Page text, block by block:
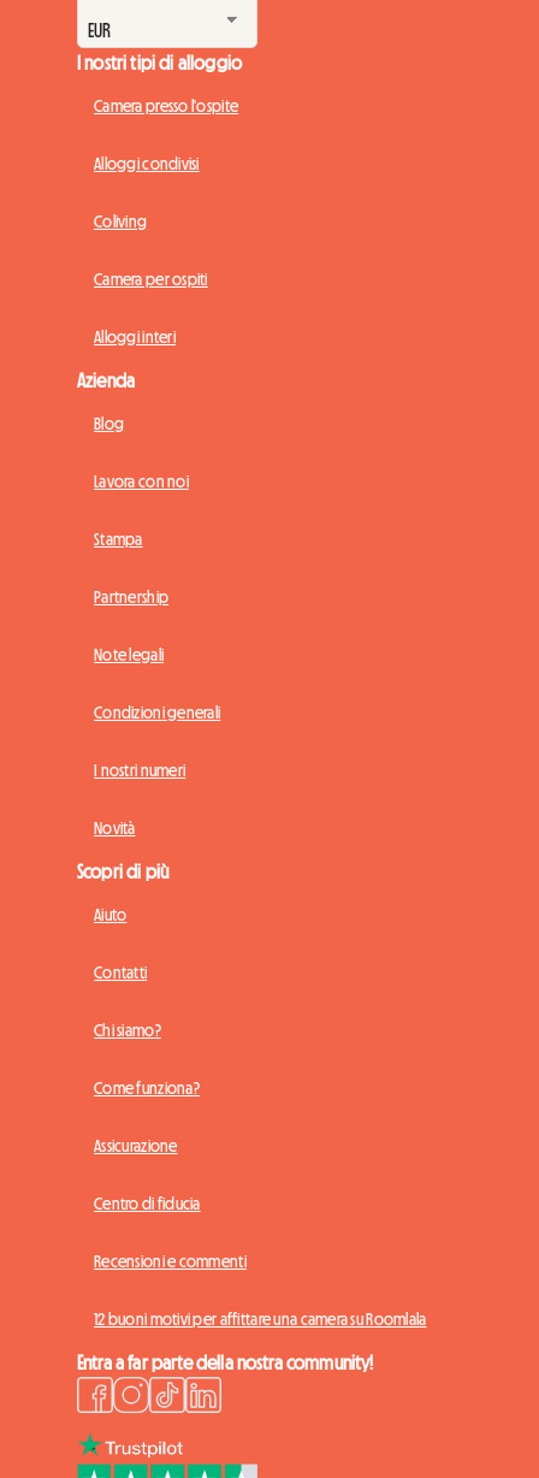
I nostri tipi di alloggio
Camera presso l'ospite
Alloggi condivisi
Coliving
Camera per ospiti
Alloggi interi
Azienda
Blog
Lavora con noi
Stampa
Partnership
Note legali
Condizioni generali
I nostri numeri
Novità
Scopri di più
Aiuto
Contatti
Chi siamo?
Come funziona?
Assicurazione
Centro di fiducia
Recensioni e commenti
12 buoni motivi per affittare una camera su Roomlala
Entra a far parte della nostra community!